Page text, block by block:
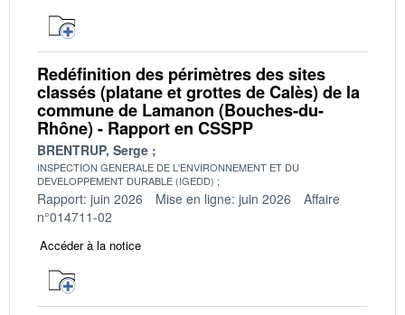
Redéfinition des périmètres des sites
classés (platane et grottes de Calès) de la
commune de Lamanon (Bouches-du-
Rhône) - Rapport en CSSPP
BRENTRUP, Serge
INSPECTION GENERALE DE L'ENVIRONNEMENT ET DU
DEVELOPPEMENT DURABLE (IGEDD)
Rapport: juin 2026 Mise en ligne: juin 2026
Affaire
n°014711-02
Accéder à la notice